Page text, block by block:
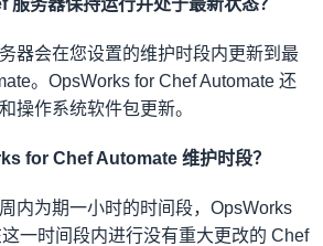
器会在您设置的维护时段内更新到最
。OpsWorks for Chef Automate 还
操作系统软件包更新。
for Chef Automate 维护时段？
内为期一小时的时间段，OpsWorks
一时间段内进行没有重大更改的 Chef